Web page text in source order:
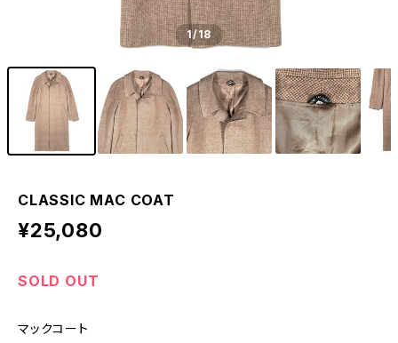
1/18
CLASSIC MAC COAT
¥25,080
SOLD OUT
マックコート